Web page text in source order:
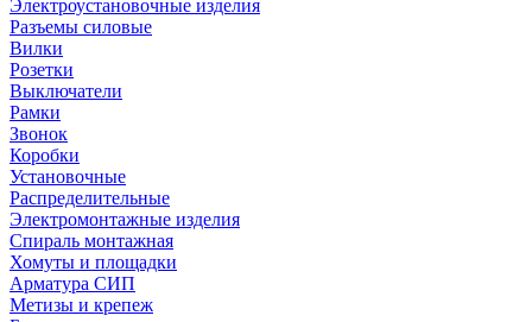
Электроустановочные изделия
Разъемы силовые
Вилки
Розетки
Выключатели
Рамки
Звонок
Коробки
Установочные
Распределительные
Электромонтажные изделия
Спираль монтажная
Хомуты и площадки
Арматура СИП
Метизы и крепеж